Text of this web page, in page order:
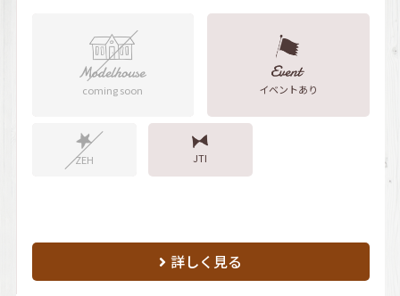
coming soon イベントあり
ZEH JTI
詳しく見る